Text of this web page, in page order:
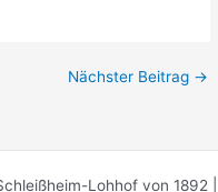
Nächster Beitrag →
Lohhof von 1892 |